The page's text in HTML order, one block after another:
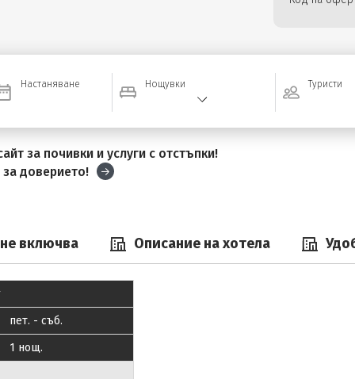
Настаняване Нощувки Туристи
за почивки и услуги с отстъпки!
за доверието!
включва Описание на хотела
пeт. - съб.
1 нощ.